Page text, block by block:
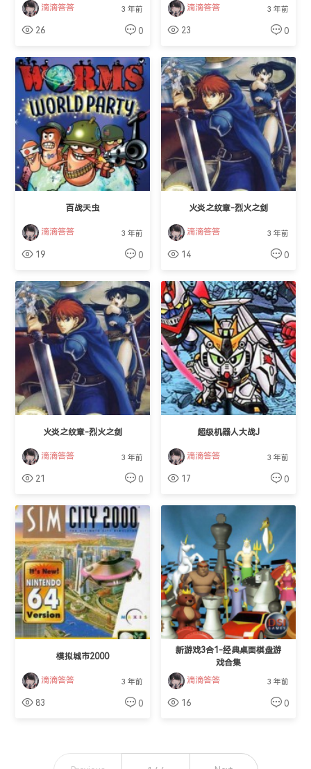
滴滴答答 3 年前
26 0
滴滴答答 3 年前
23 0
百战天虫
滴滴答答 3 年前
19 0
火炎之纹章-烈火之剑
滴滴答答 3 年前
14 0
火炎之纹章-烈火之剑
滴滴答答 3 年前
21 0
超级机器人大战J
滴滴答答 3 年前
17 0
模拟城市2000
滴滴答答 3 年前
83 0
新游戏3合1-经典桌面棋盘游
戏合集
滴滴答答 3 年前
16 0